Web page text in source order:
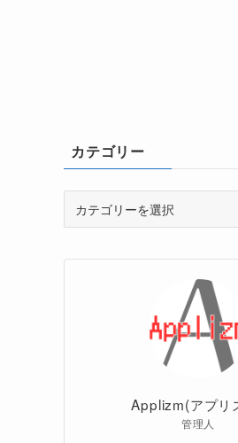
カテゴリー
リ
Applizm(アプリ
管理人